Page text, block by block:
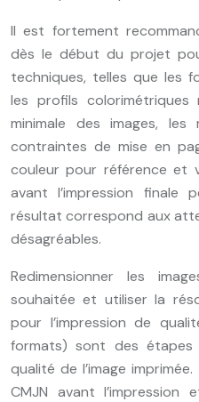
Il est fortement
dès le début du projet
techniques, telles que les
les profils colorimétriques
minimale des images,
contraintes de mise en
couleur pour référence et
avant l’impression finale
résultat correspond aux
désagréables.
Redimensionner les
souhaitée et utiliser la
pour l’impression de
formats) sont des étapes
qualité de l’image
CMJN avant l’impression